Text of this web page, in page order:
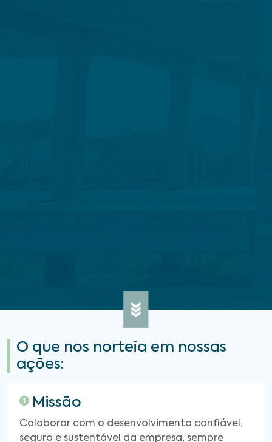
O que nos norteia em nossas
ações:
Missão
Colaborar com o desenvolvimento confiável,
seguro e sustentável da empresa, sempre